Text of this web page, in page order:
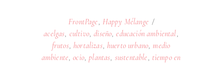
FrontPage, Happy Mélange
acelgas, cultivo,diseño,educación ambiental,
frutos,hortalizas, huerto urbano, medio
ambiente,ocio,plantas, sustentable, tiempo en